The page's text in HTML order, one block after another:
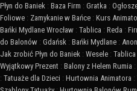
Płyn do Baniek : Baza Firm : Gratka :
Foliowe : Zamykanie w Bańce : Kurs
Bańki Mydlane Wrocław : Tablica : Reda :
do Balonów : Gdańsk : Bańki Mydlane :
Jak zrobić Płyn do Baniek : Wesele : Tablica
Wyjątkowy Prezent : Balony z Helem Rumia :
: Tatuaże dla Dzieci : Hurtownia Animatora :